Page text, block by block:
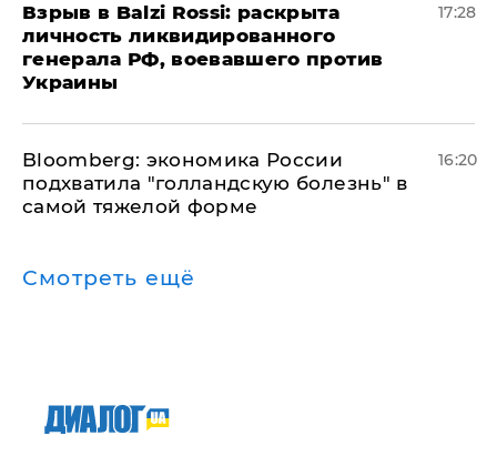
​Взрыв в Balzi Rossi: раскрыта
личность ликвидированного
генерала РФ, воевавшего против
Украины
17:28
Bloomberg: экономика России
подхватила "голландскую болезнь" в
самой тяжелой форме
16:20
Смотреть ещё